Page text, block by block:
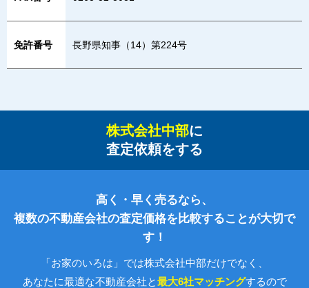
免許番号 長野県知事（14）第224号
株式会社中部に
査定依頼をする
高く・早く売るなら、
複数の不動産会社の査定価格を比較することが大切で
す！
「お家のいろは」では株式会社中部だけでなく、
あなたに最適な不動産会社と最大6社マッチングするので